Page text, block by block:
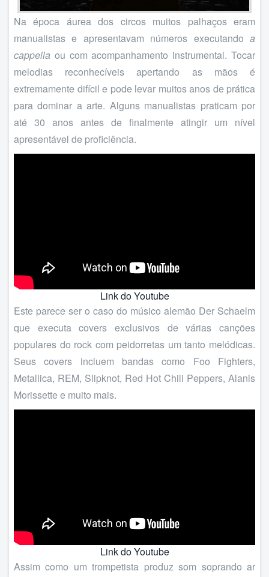
Na época áurea dos circos muitos palhaços eram
manualistas e apresentavam números executando a
cappella ou com acompanhamento instrumental. Tocar
melodias reconhecíveis apertando as mãos é
extremamente difícil e pode levar muitos anos de prática
para dominar a arte. Alguns manualistas praticam por
até 30 anos antes de finalmente atingir um nível
apresentável de proficiência.
Link do Youtube
Este parece ser o caso do músico alemão Der Schaelm
que executa covers exclusivos de várias canções
populares do rock com peidorretas um tanto melódicas.
Seus covers incluem bandas como Foo Fighters,
Metallica, REM, Slipknot, Red Hot Chili Peppers, Alanis
Morissette e muito mais.
Link do Youtube
Assim como um trompetista produz som soprando ar